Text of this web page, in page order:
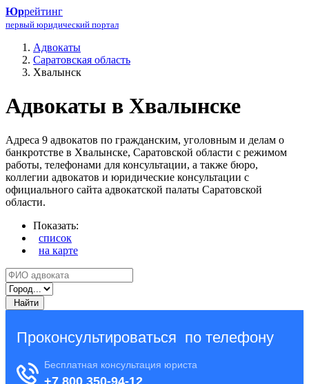
Юррейтинг
первый юридический портал
Адвокаты
Саратовская область
Хвалынск
Адвокаты в Хвалынске
Адреса 9 адвокатов по гражданским, уголовным и делам о
банкротстве в Хвалынске, Саратовской области с режимом
работы, телефонами для консультации, а также бюро,
коллегии адвокатов и юридические консультации с
официального сайта адвокатской палаты Саратовской
области.
Показать:
список
на карте
Найти